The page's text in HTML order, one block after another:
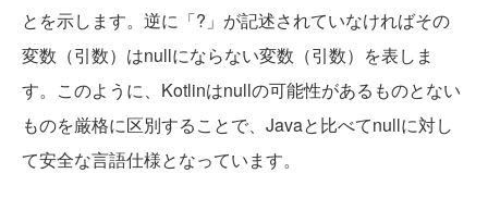
とを示します。逆に「?」が記述されていなければその
変数（引数）はnullにならない変数（引数）を表しま
す。このように、Kotlinはnullの可能性があるものとない
ものを厳格に区別することで、Javaと比べてnullに対し
て安全な言語仕様となっています。